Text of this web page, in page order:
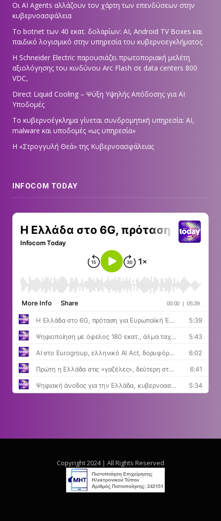
Οι AI Agents αλλάζουν τον χάρτη των επενδύσεων στην
κυβερνοασφάλεια
Το botnet των 40 εκατ. δολαρίων: AI, Android TV Boxes και
παιδικό λογισμικό στην υπηρεσία του κυβερνοεγκλήματος
Η Schneider Electric παρουσιάζει πρωτοποριακή μελέτη
αξιολόγησης του κινδύνου Arc Flash σε data centers 800
VDC,
Direct Liquid Cooling – Ψύξη Υψηλής Απόδοσης για AI
Υποδομές
Το κυβερνοέγκλημα γίνεται συνδρομητική υπηρεσία: AI,
malware και υποδομές «ως υπηρεσία»
Η «Στρογγυλή Θεά» της Κυβερνοασφάλειας
INFOCOM TODAY
Copyright 2024 | All Rights Reserved